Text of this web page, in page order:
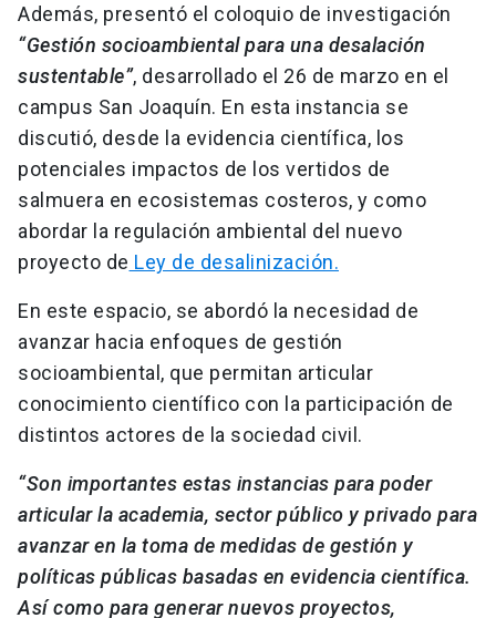
Además, presentó el coloquio de investigación
“Gestión socioambiental para una desalación
sustentable”, desarrollado el 26 de marzo en el
campus San Joaquín. En esta instancia se
discutió, desde la evidencia científica, los
potenciales impactos de los vertidos de
salmuera en ecosistemas costeros, y como
abordar la regulación ambiental del nuevo
proyecto de Ley de desalinización.
En este espacio, se abordó la necesidad de
avanzar hacia enfoques de gestión
socioambiental, que permitan articular
conocimiento científico con la participación de
distintos actores de la sociedad civil.
“Son importantes estas instancias para poder
articular la academia, sector público y privado para
avanzar en la toma de medidas de gestión y
políticas públicas basadas en evidencia científica.
Así como para generar nuevos proyectos,